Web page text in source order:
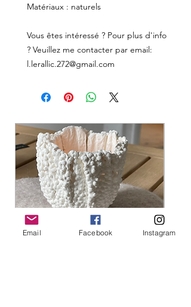
Matériaux : naturels
Vous êtes intéressé ? Pour plus d'info
? Veuillez me contacter par email:
l.lerallic.272@gmail.com
Email Facebook Instagram